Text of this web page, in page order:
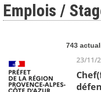
Emplois /
743
23/11/